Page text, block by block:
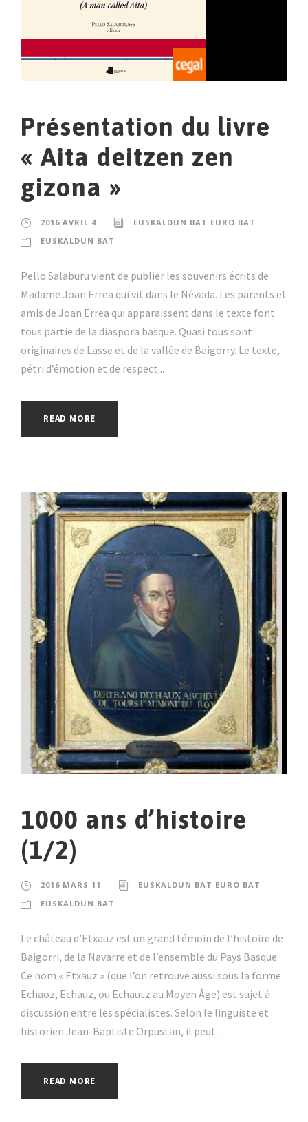
Présentation du livre
« Aita deitzen zen
gizona »
2016 AVRIL 4
EUSKALDUN BAT EURO BAT
EUSKALDUN BAT
Pello Salaburu vient de publier les souvenirs écrits de
Madame Joan Errea qui vit dans le Névada. Les parents et
amis de Joan Errea qui apparaissent dans le texte font
tous partie de la diaspora basque. Quasi tous sont
originaires de Lasse et de la vallée de Baigorry. Le texte,
pétri d’émotion et de respect...
READ MORE
1000 ans d’histoire
(1/2)
2016 MARS 11
EUSKALDUN BAT EURO BAT
EUSKALDUN BAT
Le château d’Etxauz est un grand témoin de l’histoire de
Baigorri, de la Navarre et de l’ensemble du Pays Basque.
Ce nom « Etxauz » (que l’on retrouve aussi sous la forme
Echaoz, Echauz, ou Echautz au Moyen Âge) est sujet à
discussion entre les spécialistes. Selon le linguiste et
historien Jean-Baptiste Orpustan, il peut...
READ MORE